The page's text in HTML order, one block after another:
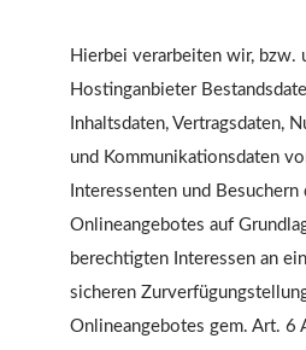
Hierbei verarbeiten wir, bzw.
Hostinganbieter
Inhaltsdaten, Vertragsdaten,
und Kommunikationsdaten
Interessenten und Besuchern
Onlineangebotes auf
berechtigten Interessen an
sicheren
Onlineangebotes gem. Art. 6